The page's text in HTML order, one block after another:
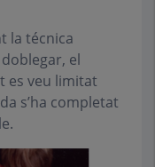
la técnica
el
es veu limitat
s’ha completat